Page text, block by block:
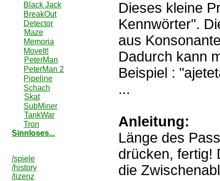
Black Jack
BreakOut
Detector
Maze
Memoria
MoveIt!
PeterMan
PeterMan 2
Pipeline
Schach
Skat
SubMiner
TankWar
Tron
Sinnloses...
/spiele
/history
/lizenz
Dieses kleine
Kennwörter".
aus
Dadurch kann
Beispiel :
...
Anleitung:
Länge des
drücken, fertig!
die